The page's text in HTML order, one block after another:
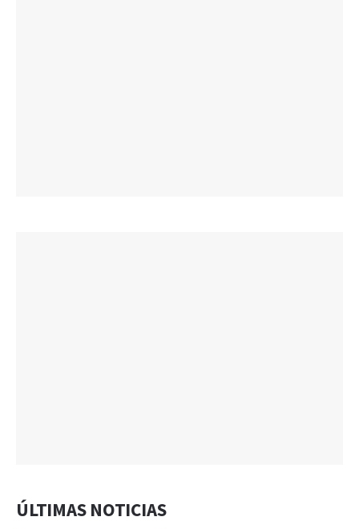
ÚLTIMAS NOTICIAS